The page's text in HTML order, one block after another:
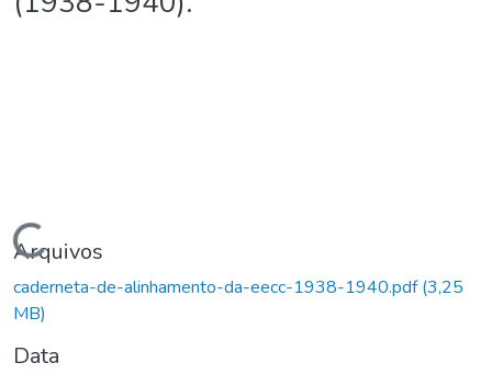
Carregando...
Arquivos
caderneta-de-alinhamento-da-eecc-1938-1940.pdf(3,25
MB)
Data